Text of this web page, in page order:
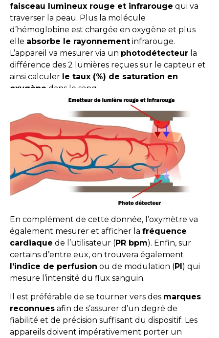
faisceau lumineux rouge et infrarouge qui va
traverser la peau. Plus la molécule
d’hémoglobine est chargée en oxygène et plus
elle absorbe le rayonnement infrarouge.
L’appareil va mesurer via un photodétecteur la
différence des 2 lumières reçues sur le capteur et
ainsi calculer le taux (%) de saturation en
oxygène dans le sang.
En complément de cette donnée, l’oxymètre va
également mesurer et afficher la fréquence
cardiaque de l’utilisateur (PR bpm). Enfin, sur
certains d’entre eux, on trouvera également
l’indice de perfusion ou de modulation (PI) qui
mesure l’intensité du flux sanguin.
Il est préférable de se tourner vers des marques
reconnues afin de s’assurer d’un degré de
fiabilité et de précision suffisant du dispositif. Les
appareils doivent impérativement porter un